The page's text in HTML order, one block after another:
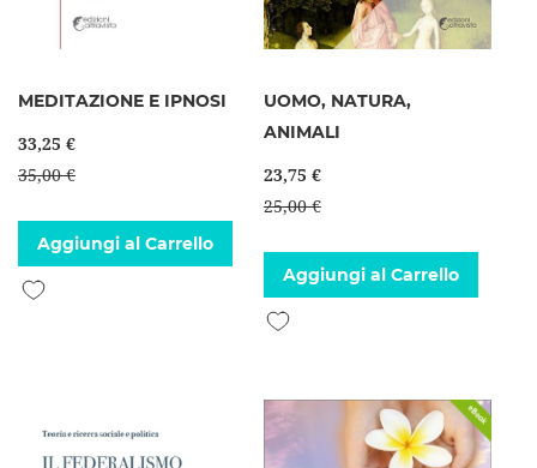
MEDITAZIONE E IPNOSI
33,25 €
35,00 €
Aggiungi al Carrello
Aggiungi alla lista desideri
UOMO, NATURA,
ANIMALI
23,75 €
25,00 €
Aggiungi al Carrello
Aggiungi alla lista desideri